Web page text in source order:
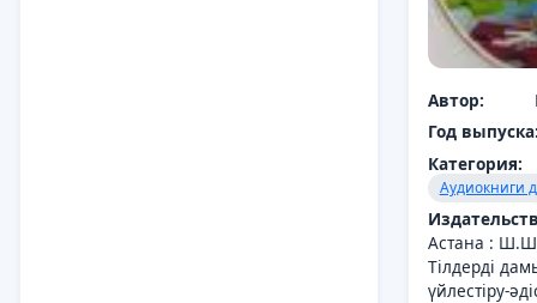
Автор:
Год
Категория:
Аудиокниги
Астана :
Тілдерді
үйлестіру-